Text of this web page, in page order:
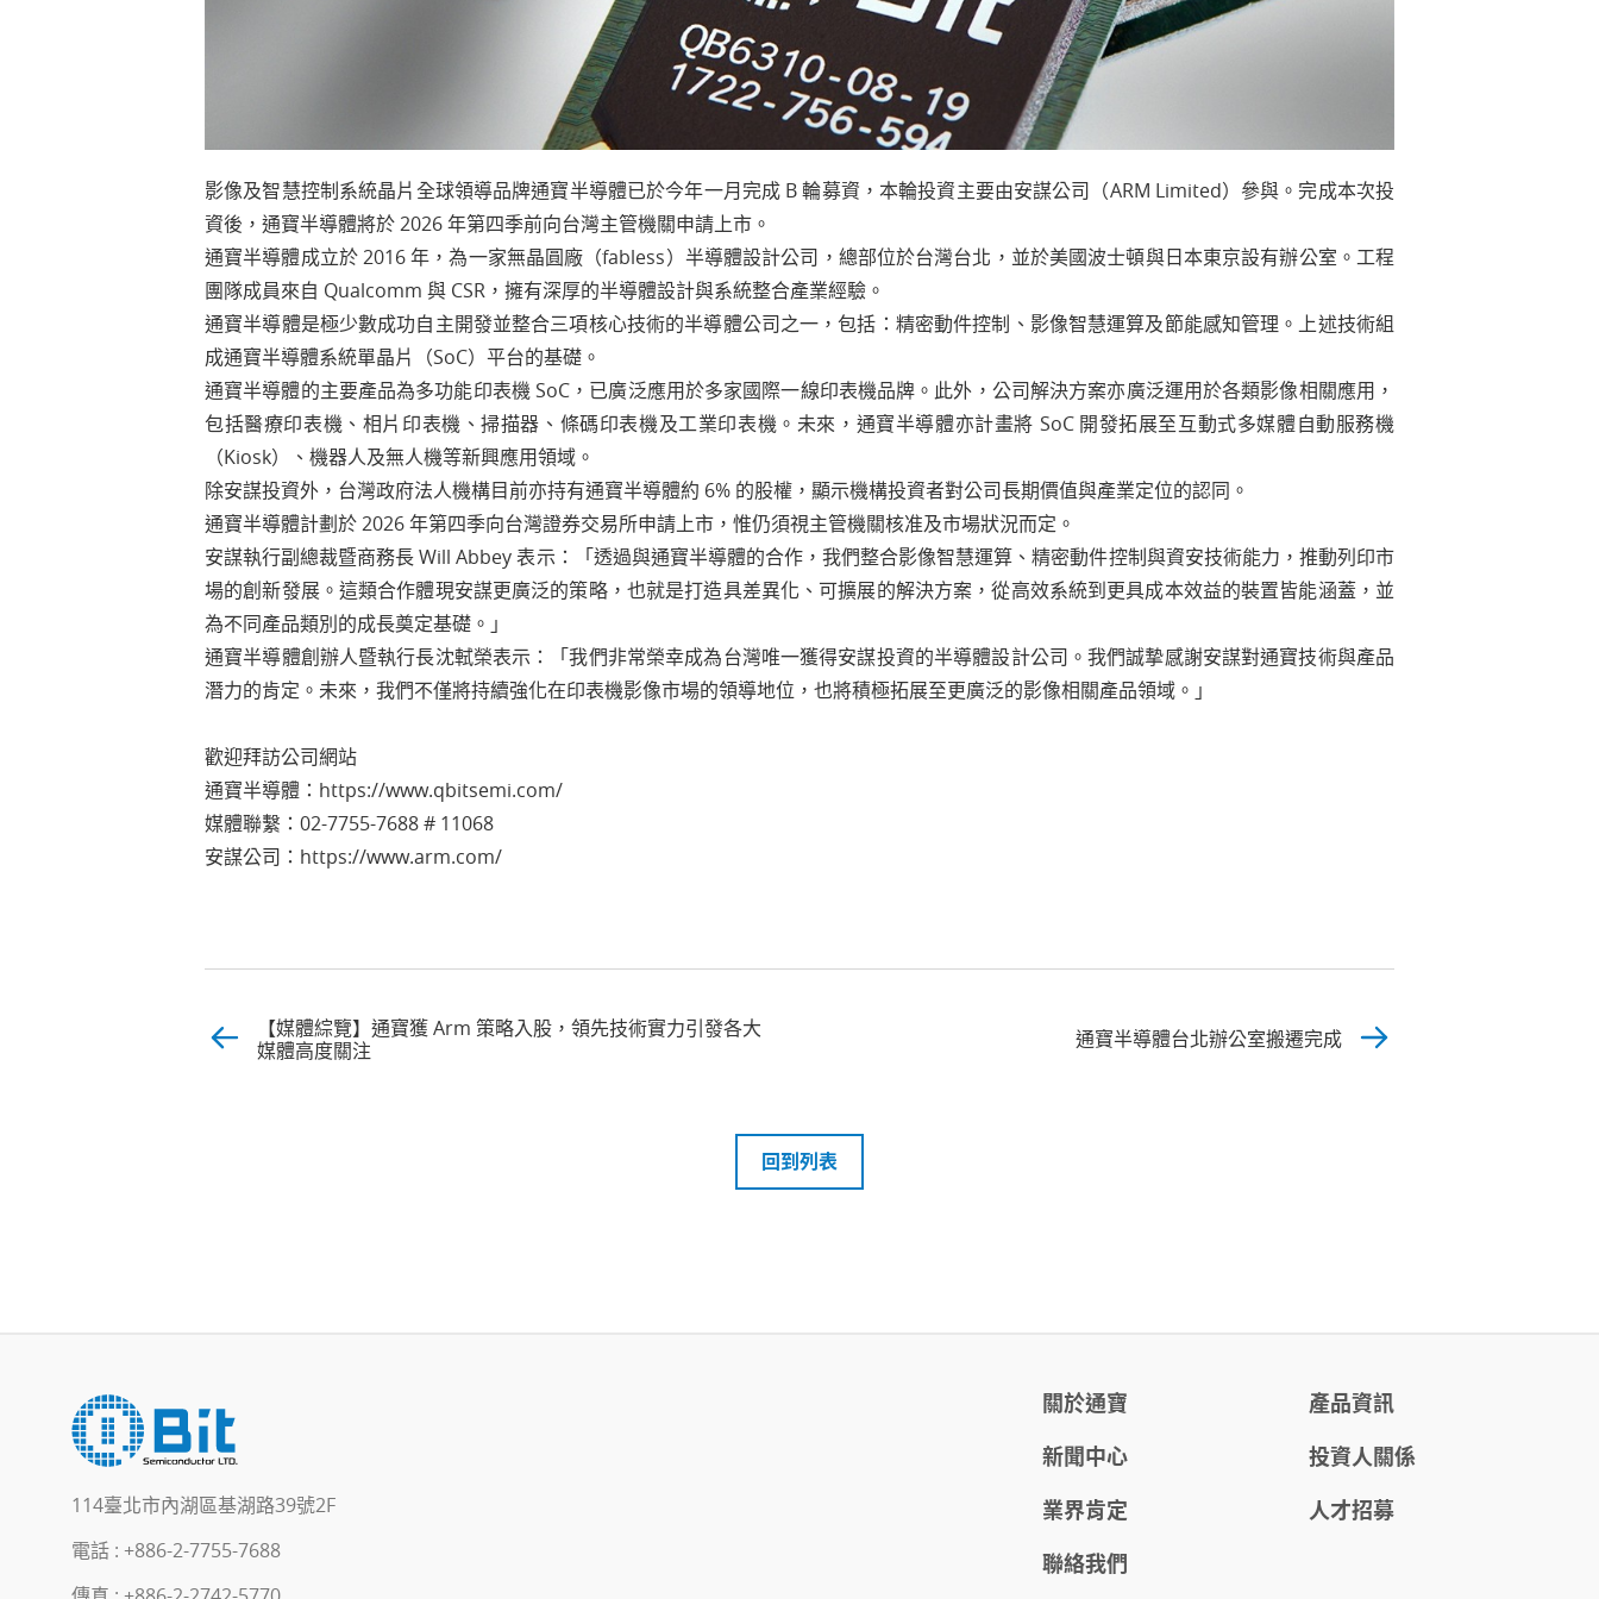
影像及智慧控制系統晶片全球領導品牌通寶半導體已於今年一月完成 B 輪募資，本輪投資主要由安謀公司（ARM Limited）參與。完成本次投
資後，通寶半導體將於 2026 年第四季前向台灣主管機關申請上市。
通寶半導體成立於 2016 年，為一家無晶圓廠（fabless）半導體設計公司，總部位於台灣台北，並於美國波士頓與日本東京設有辦公室。工程
團隊成員來自 Qualcomm 與 CSR，擁有深厚的半導體設計與系統整合產業經驗。
通寶半導體是極少數成功自主開發並整合三項核心技術的半導體公司之一，包括：精密動件控制、影像智慧運算及節能感知管理。上述技術組
成通寶半導體系統單晶片（SoC）平台的基礎。
通寶半導體的主要產品為多功能印表機 SoC，已廣泛應用於多家國際一線印表機品牌。此外，公司解決方案亦廣泛運用於各類影像相關應用，
包括醫療印表機、相片印表機、掃描器、條碼印表機及工業印表機。未來，通寶半導體亦計畫將 SoC 開發拓展至互動式多媒體自動服務機
（Kiosk）、機器人及無人機等新興應用領域。
除安謀投資外，台灣政府法人機構目前亦持有通寶半導體約 6% 的股權，顯示機構投資者對公司長期價值與產業定位的認同。
通寶半導體計劃於 2026 年第四季向台灣證券交易所申請上市，惟仍須視主管機關核准及市場狀況而定。
安謀執行副總裁暨商務長 Will Abbey 表示：「透過與通寶半導體的合作，我們整合影像智慧運算、精密動件控制與資安技術能力，推動列印市
場的創新發展。這類合作體現安謀更廣泛的策略，也就是打造具差異化、可擴展的解決方案，從高效系統到更具成本效益的裝置皆能涵蓋，並
為不同產品類別的成長奠定基礎。」
通寶半導體創辦人暨執行長沈軾榮表示：「我們非常榮幸成為台灣唯一獲得安謀投資的半導體設計公司。我們誠摯感謝安謀對通寶技術與產品
潛力的肯定。未來，我們不僅將持續強化在印表機影像市場的領導地位，也將積極拓展至更廣泛的影像相關產品領域。」
歡迎拜訪公司網站
通寶半導體：https://www.qbitsemi.com/
媒體聯繫：02-7755-7688 # 11068
安謀公司：https://www.arm.com/
【媒體綜覽】通寶獲 Arm 策略入股，領先技術實力引發各大
媒體高度關注
通寶半導體台北辦公室搬遷完成
回到列表
關於通寶
產品資訊
新聞中心
投資人關係
業界肯定
人才招募
聯絡我們
114臺北市內湖區基湖路39號2F
電話 : +886-2-7755-7688